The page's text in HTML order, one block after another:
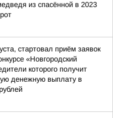
из спасённой в 2023
стартовал приём заявок
«Новгородский
которого получит
денежную выплату в